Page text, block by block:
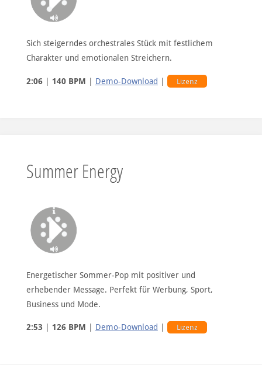
Sich steigerndes orchestrales Stück mit festlichem
Charakter und emotionalen Streichern.
2:06| 140 BPM | Demo-Download | Lizenz
Summer Energy
Energetischer Sommer-Pop mit positiver und
erhebender Message. Perfekt für Werbung, Sport,
Business und Mode.
2:53 126 BPM Demo-Download Lizenz